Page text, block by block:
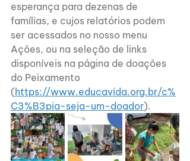
esperança para dezenas de
famílias, e cujos relatórios podem
ser acessados no nosso menu
Ações, ou na seleção de links
disponíveis na página de doações
do Peixamento
(https://www.educavida.org.br/c%
C3%B3pia-seja-um-doador).